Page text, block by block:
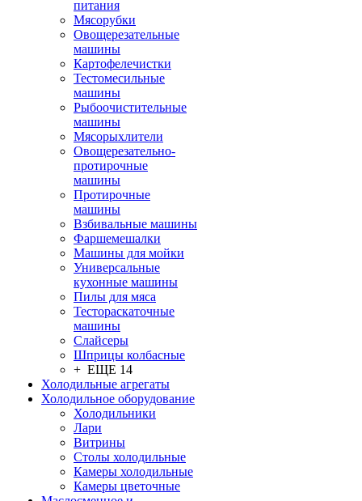
питания
Мясорубки
Овощерезательные
машины
Картофелечистки
Тестомесильные
машины
Рыбоочистительные
машины
Мясорыхлители
Овощерезательно-
протирочные
машины
Протирочные
машины
Взбивальные машины
Фаршемешалки
Машины для мойки
Универсальные
кухонные машины
Пилы для мяса
Тестораскаточные
машины
Слайсеры
Шприцы колбасные
+ ЕЩЕ 14
Холодильные агрегаты
Холодильное оборудование
Холодильники
Лари
Витрины
Столы холодильные
Камеры холодильные
Камеры цветочные